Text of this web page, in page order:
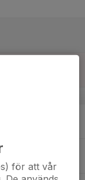
för att vår